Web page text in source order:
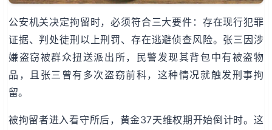
公安机关决定拘留时，必须符合三大要件：存在现行犯罪
证据、判处徒刑以上刑罚、存在逃避侦查风险。张三因涉
嫌盗窃被群众扭送派出所，民警发现其背包中有被盗物
品，且张三曾有多次盗窃前科，这种情况就触发刑事拘
留。
被拘留者进入看守所后，黄金37天维权期开始倒计时。这